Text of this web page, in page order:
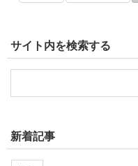
サイト内を検索する
新着記事